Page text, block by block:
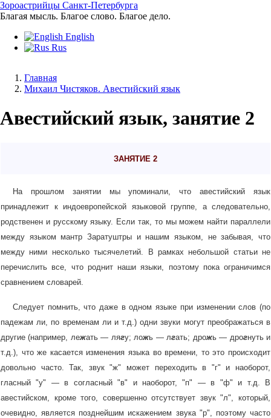
Перейти
к
содержанию
Зороастрийцы Санкт-Петербурга
Благая мысль. Благое слово. Благое дело.
English
Rus
Строка
навигации
Главная
Михаил Чистяков. Авестийский язык
Авестийский язык, занятие 2
ЗАНЯТИЕ 2
На прошлом занятии мы упоминали, что авестийский язык
принадлежит к индоевропейской языковой группе, а следовательно,
родственен и русскому языку. Если так, то мы можем найти параллели
между языком мантр Заратуштры и нашим языком, не забывая, что
между ними несколько тысячелетий. В рамках небольшой статьи не
перечислить все, что роднит наши языки, поэтому пока ограничимся
сравнением словарей.
Следует помнить, что даже в одном языке при изменении слов (по
падежам ли, по временам ли и т.д.) одни звуки могут преображаться в
другие (например, лежать — лягу; ложь — лгать; дрожь — дрогнуть и
т.д.), что же касается изменения языка во времени, то это происходит
довольно часто. Так, звук "ж" может переходить в "г" и наоборот,
гласный "у" — в согласный "в" и наоборот, "п" — в "ф" и т.д. В
авестийском, кроме того, совершенно отсутствует звук "л", который,
очевидно, является позднейшим искажением звука "р", поэтому часто